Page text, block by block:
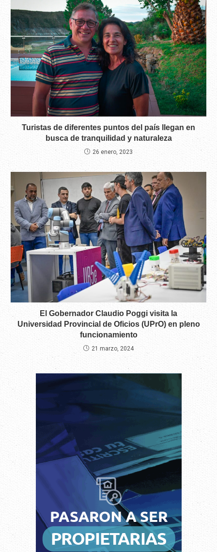
Turistas de diferentes puntos del país llegan en
busca de tranquilidad y naturaleza
26 enero, 2023
El Gobernador Claudio Poggi visita la
Universidad Provincial de Oficios (UPrO) en pleno
funcionamiento
21 marzo, 2024